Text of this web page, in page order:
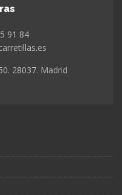
91 84
28037. Madrid